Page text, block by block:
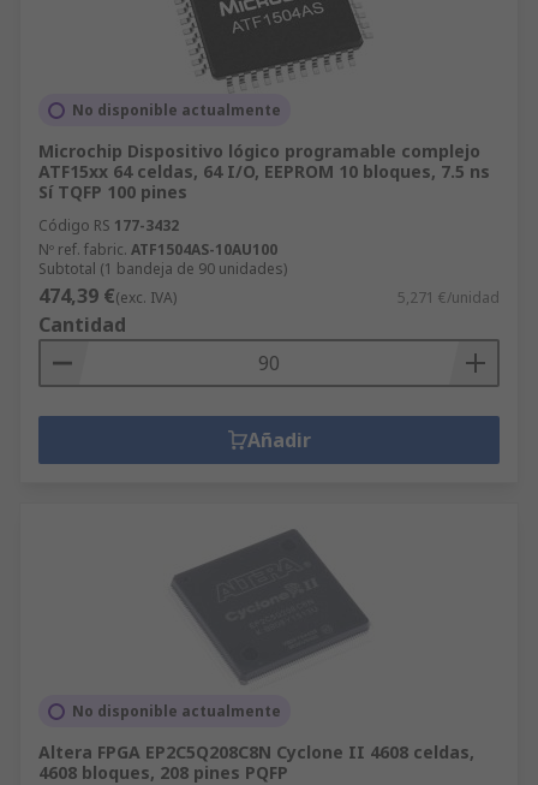
No disponible actualmente
Microchip Dispositivo lógico programable complejo
ATF15xx 64 celdas, 64 I/O, EEPROM 10 bloques, 7.5 ns
Sí TQFP 100 pines
Código RS 177-3432
Nº ref. fabric. ATF1504AS-10AU100
Subtotal (1 bandeja de 90 unidades)
474,39 €(exc. IVA) 5,271 €/unidad
Cantidad
Añadir
No disponible actualmente
Altera FPGA EP2C5Q208C8N Cyclone II 4608 celdas,
4608 bloques, 208 pines PQFP